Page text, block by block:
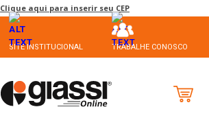
Clique aqui para inserir seu CEP
SITE INSTITUCIONAL TRABALHE CONOSCO